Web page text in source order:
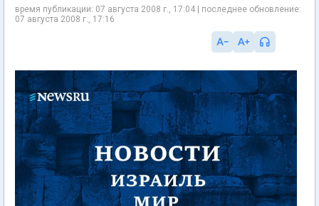
время публикации: 07 августа 2008 г., 17:04 | последнее обновление:
07 августа 2008 г., 17:16